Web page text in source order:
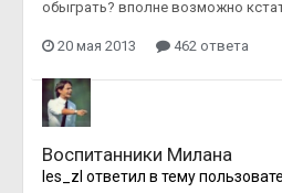
обыграть? вполне возможно
20 мая 2013 462 ответа
Воспитанники Милана
les_zl ответил в тему